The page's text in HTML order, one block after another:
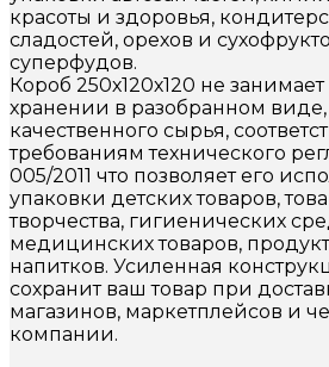
красоты и здоровья,
сладостей, орехов и
суперфудов.
Короб 250х120х120 не
хранении в разобранном виде,
качественного сырья,
требованиям технического
005/2011 что позволяет его
упаковки детских товаров,
творчества, гигиенических
медицинских товаров,
напитков. Усиленная
сохранит ваш товар при
магазинов, маркетплейсов и
компании.